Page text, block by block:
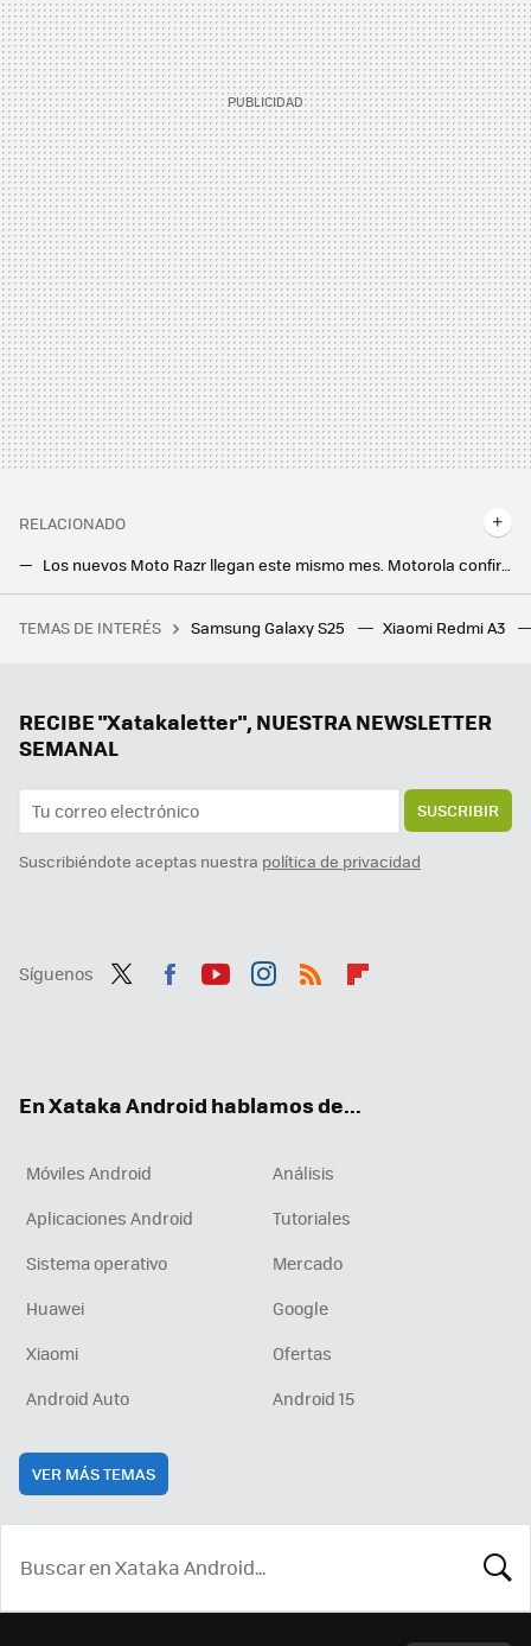
RELACIONADO
Los nuevos Moto Razr llegan este mismo mes. Motorola confirma cuándo conoceremos a sus próximos plegables
Los bloqueos de LaLiga afectan hasta a quienes necesitan buscar una farmacia de guardia
TEMAS DE INTERÉS Samsung Galaxy S25 Xiaomi Redmi A3
RECIBE "Xatakaletter", NUESTRA NEWSLETTER
SEMANAL
SUSCRIBIR
Suscribiéndote aceptas nuestra política de privacidad
Síguenos
En Xataka Android hablamos de...
Móviles Android
Análisis
Aplicaciones Android
Tutoriales
Sistema operativo
Mercado
Huawei
Google
Xiaomi
Ofertas
Android Auto
Android 15
VER MÁS TEMAS